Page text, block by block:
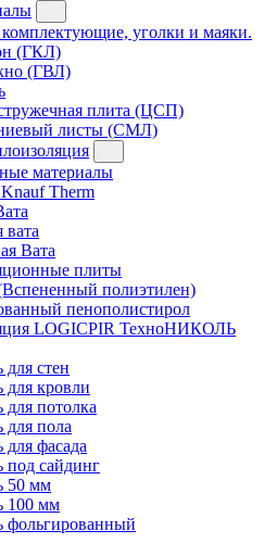
уголки и маяки.
(ГКЛ)
(ГВЛ)
плита (ЦСП)
листы (СМЛ)
материалы
Therm
вата
Вата
плиты
полиэтилен)
пенополистирол
LOGICPIR ТехноНИКОЛЬ
для стен
для кровли
для потолка
для пола
для фасада
под сайдинг
50 мм
100 мм
фольгированный